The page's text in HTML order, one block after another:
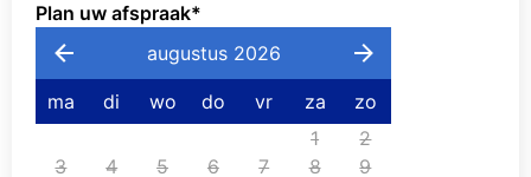
Plan uw afspraak*
augustus 2026
ma di wo do vr za
zo
1
2
3
4 5 6 7 8
9